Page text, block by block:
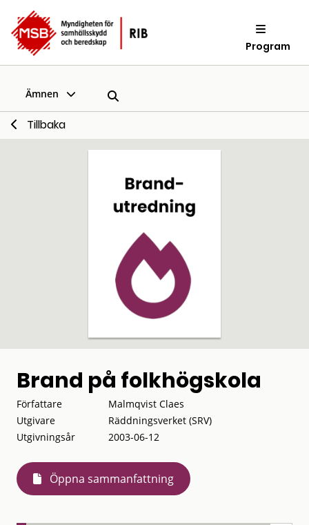
Program
Ämnen
Tillbaka
Brand på folkhögskola
Författare
Malmqvist Claes
Utgivare
Räddningsverket (SRV)
Utgivningsår
2003-06-12
Öppna sammanfattning